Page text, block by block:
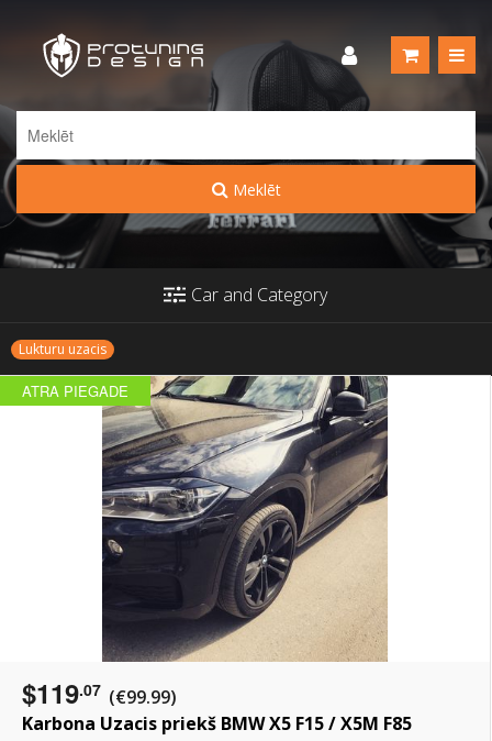
Meklēt
Car and Category
Lukturu uzacis
ATRA PIEGADE
$119.07 (€99.99)
Karbona Uzacis priekš BMW X5 F15 / X5M F85